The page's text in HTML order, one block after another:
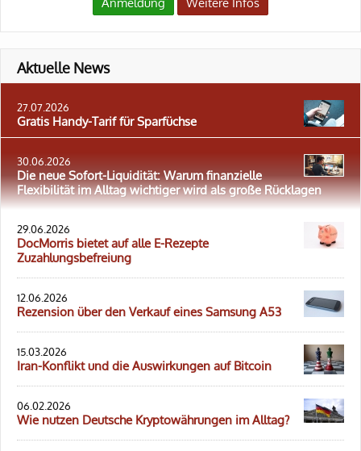
Aktuelle News
27.07.2026
Gratis Handy-Tarif für Sparfüchse
30.06.2026
Die neue Sofort-Liquidität: Warum finanzielle
Flexibilität im Alltag wichtiger wird als große Rücklagen
29.06.2026
DocMorris bietet auf alle E-Rezepte
Zuzahlungsbefreiung
12.06.2026
Rezension über den Verkauf eines Samsung A53
15.03.2026
Iran-Konflikt und die Auswirkungen auf Bitcoin
06.02.2026
Wie nutzen Deutsche Kryptowährungen im Alltag?